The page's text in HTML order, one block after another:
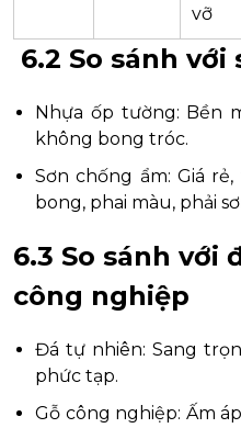
vỡ
6.2 So sánh
Nhựa ốp tường: Bền
không bong tróc.
Sơn chống ẩm: Giá
bong, phai màu, phải
6.3 So sánh với
công nghiệp
Đá tự nhiên: Sang
phức tạp.
Gỗ công nghiệp: Ấm